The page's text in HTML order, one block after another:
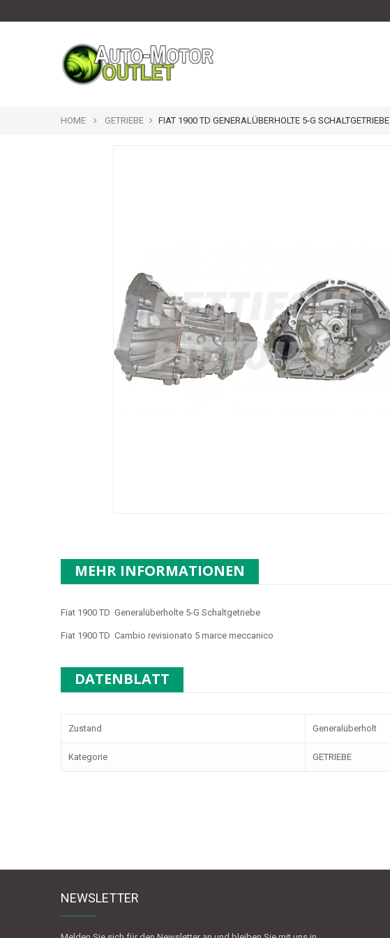
HOME GETRIEBE FIAT 1900 TD GENERALÜBERHOLTE 5-G SCHALTGETRIEBE
MEHR INFORMATIONEN
Fiat 1900 TD Generalüberholte 5-G Schaltgetriebe
Fiat 1900 TD Cambio revisionato 5 marce meccanico
DATENBLATT
Zustand Generalüberholt
Kategorie GETRIEBE
NEWSLETTER